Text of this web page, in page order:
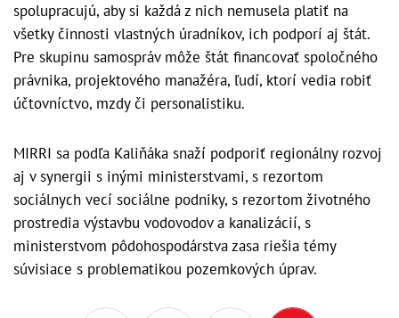
spolupracujú, aby si každá z nich nemusela platiť na
všetky činnosti vlastných úradníkov, ich podporí aj štát.
Pre skupinu samospráv môže štát financovať spoločného
právnika, projektového manažéra, ľudí, ktorí vedia robiť
účtovníctvo, mzdy či personalistiku.
MIRRI sa podľa Kaliňáka snaží podporiť regionálny rozvoj
aj v synergii s inými ministerstvami, s rezortom
sociálnych vecí sociálne podniky, s rezortom životného
prostredia výstavbu vodovodov a kanalizácií, s
ministerstvom pôdohospodárstva zasa riešia témy
súvisiace s problematikou pozemkových úprav.